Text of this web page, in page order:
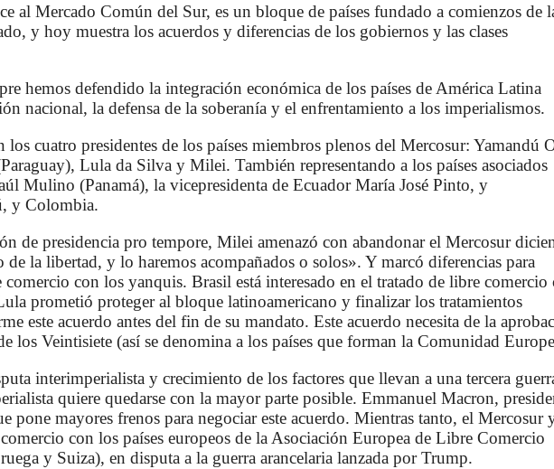
al Mercado Común del Sur, es un bloque de países fundado a comienzos de
y hoy muestra los acuerdos y diferencias de los gobiernos y las clases
hemos defendido la integración económica de los países de América Latina
nacional, la defensa de la soberanía y el enfrentamiento a los imperialismos.
cuatro presidentes de los países miembros plenos del Mercosur: Yamandú
Lula da Silva y Milei. También representando a los países asociados
Mulino (Panamá), la vicepresidenta de Ecuador María José Pinto, y
y Colombia.
de presidencia pro tempore, Milei amenazó con abandonar el Mercosur
de la libertad, y lo haremos acompañados o solos». Y marcó diferencias para
con los yanquis. Brasil está interesado en el tratado de libre comercio
prometió proteger al bloque latinoamericano y finalizar los tratamientos
este acuerdo antes del fin de su mandato. Este acuerdo necesita de la
los Veintisiete (así se denomina a los países que forman la Comunidad
interimperialista y crecimiento de los factores que llevan a una tercera
quiere quedarse con la mayor parte posible. Emmanuel Macron,
pone mayores frenos para negociar este acuerdo. Mientras tanto, el Mercosur
con los países europeos de la Asociación Europea de Libre Comercio
y Suiza), en disputa a la guerra arancelaria lanzada por Trump.